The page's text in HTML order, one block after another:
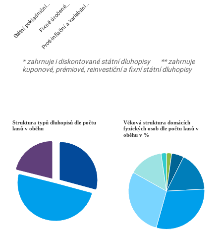
Státní pokladniční…Fixně úročené…
Proti-inflační a variabilní…
* zahrnuje i diskontované státní dluhopisy ** zahrnuje
kuponové, prémiové, reinvestiční a fixní státní dluhopisy
Struktura typů dluhopisů dle
Pie chart with 3 slices.
*zahrnují i emise Dluhopisu Republiky vydané v letech 2019 až
Struktura typů dluhopisů dle počtu
kusů v oběhu
Věková
Věková struktura domácích
fyzických osob dle počtu kusů v
oběhu v %